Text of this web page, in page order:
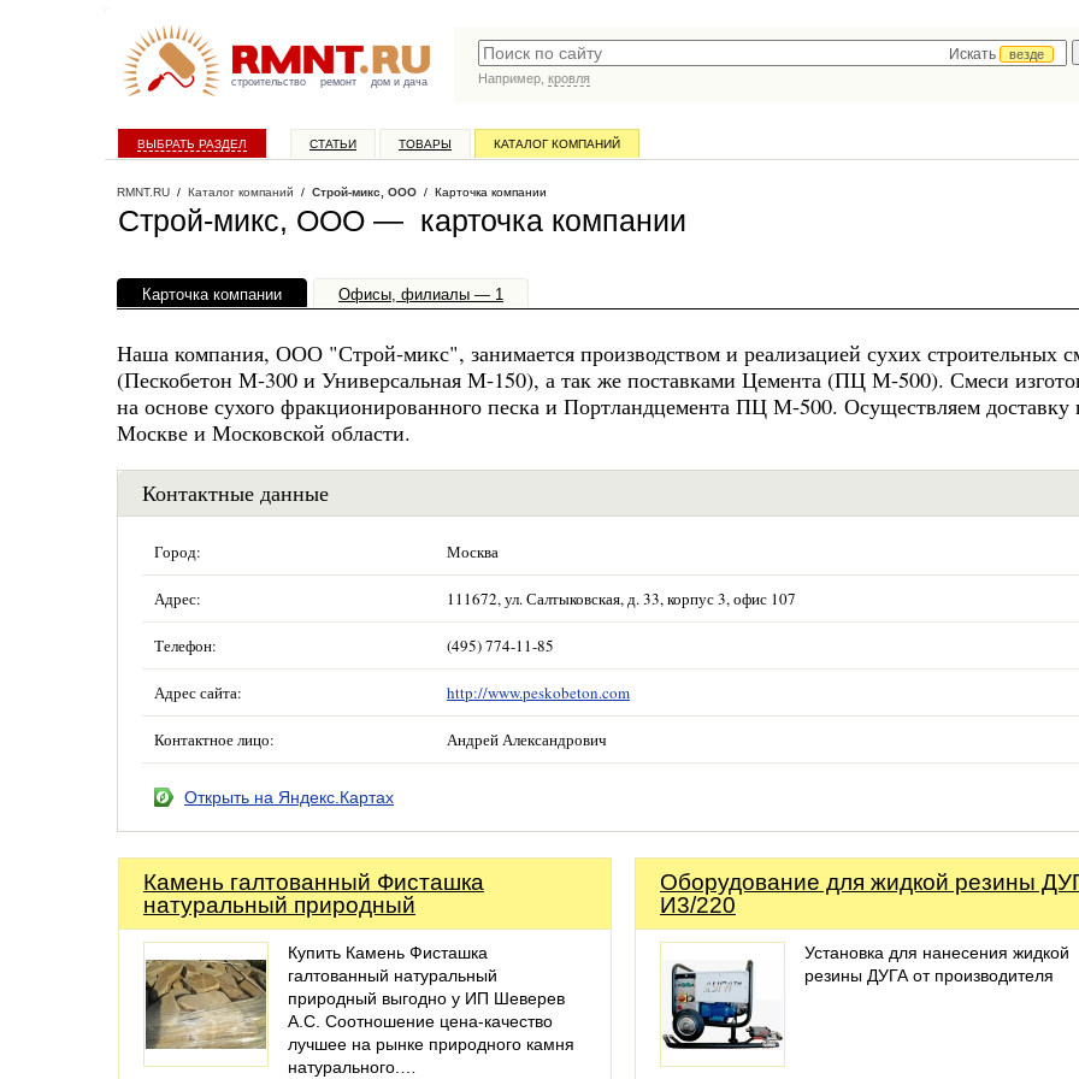
строительство ремонт дом и дача
Искать
везде
Например, кровля
ВЫБРАТЬ РАЗДЕЛ СТАТЬИ ТОВАРЫ КАТАЛОГ КОМПАНИЙ
RMNT.RU / Каталог компаний / Строй-микс, ООО / Карточка компании
Строй-микс, ООО — карточка компании
Карточка компании Офисы, филиалы — 1
Наша компания, ООО "Строй-микс", занимается производством и реализацией сухих строительных
(Пескобетон М-300 и Универсальная М-150), а так же поставками Цемента (ПЦ М-500). Смеси
на основе сухого фракционированного песка и Портландцемента ПЦ М-500. Осуществляем доставку
Москве и Московской области.
Контактные данные
Город: Москва
Адрес: 111672, ул. Салтыковская, д. 33, корпус 3, офис 107
Телефон: (495) 774-11-85
Адрес сайта: http://www.peskobeton.com
Контактное лицо: Андрей Александрович
Открыть на Яндекс.Картах
Камень галтованный Фисташка
натуральный природный
Купить Камень Фисташка
галтованный натуральный
природный выгодно у ИП Шеверев
А.С. Соотношение цена-качество
лучшее на рынке природного камня
натурального.…
Оборудование для жидкой резины
И3/220
Установка для нанесения жидкой
резины ДУГА от производителя